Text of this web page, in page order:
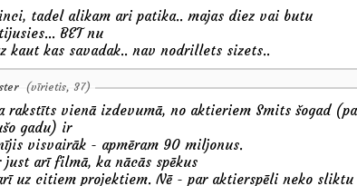
tadel alikam ari patika.. majas diez vai butu
BET nu
kaut kas savadak.. nav nodrillets sizets..
(vīrietis, 37)
rakstīts vienā izdevumā, no aktieriem Smits šogad
gadu) ir
visvairāk - apmēram 90 miljonus.
just arī filmā, ka nācās spēkus
uz citiem projektiem. Nē - par aktierspēli neko sliktu